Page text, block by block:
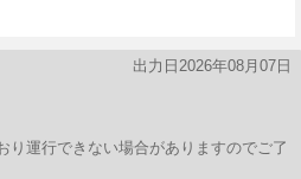
出力日2026年08月07日
運行できない場合がありますのでご了